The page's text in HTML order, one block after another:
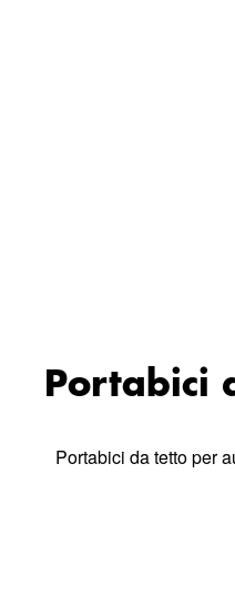
Portabici
Portabici da tetto per